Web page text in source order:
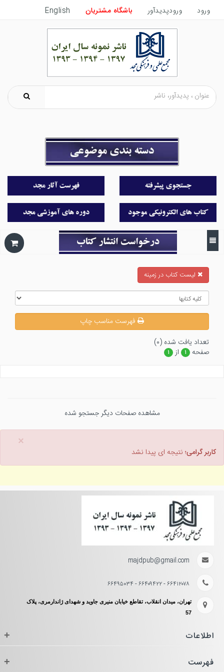
ورود ورودپدیدآور باشگاه مشتریان English
ليست كتاب در زمينه
فهرست مناسب چاپ
تعداد يافت شده (۰)
صفحه
۱ از ۱
مشاهده صفحات دیگر جستجو شده
×
کاربر گرامی؛ نتیجه ای پیدا نشد
majdpub@gmail.com
۶۶۴۱۲۰۷۸ - ۶۶۴۰۹۴۲۲ - ۶۶۴۹۵۰۳۴
تهران، میدان انقلاب، تقاطع خیابان منیری جاوید و شهدای ژاندارمری، پلاک
57
اطلاعات +
فهرست +